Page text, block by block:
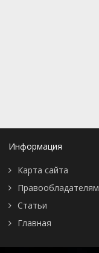
Информация
Карта сайта
Правообладателям
Статьи
Главная